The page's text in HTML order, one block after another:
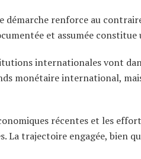
renforce au
et assumée
internationales vont
monétaire international,
récentes et les
La trajectoire engagée, bien